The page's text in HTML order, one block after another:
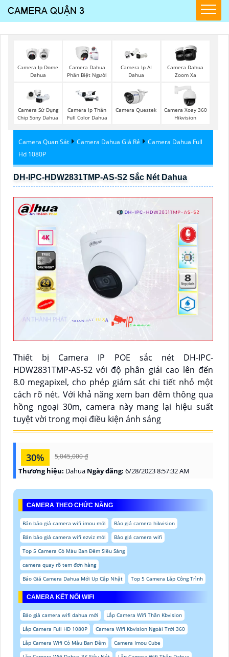
Camera Ip Dome
Dahua
Camera Dahua
Phân Biệt Người
Camera Ip AI
Dahua
Camera Dahua
Zoom Xa
Camera Sử Dụng
Chip Sony Dahua
Camera Ip Thân
Full Color Dahua
Camera Questek
Camera Xoay 360
Hikvision
Camera Quan Sát Camera Dahua Giá Rẻ
Camera Dahua Full
Hd 1080P
DH-IPC-HDW2831TMP-AS-S2 Sắc Nét Dahua
Thiết bị Camera IP POE sắc nét DH-IPC-
HDW2831TMP-AS-S2 với độ phân giải cao lên đến
8.0 megapixel, cho phép giám sát chi tiết nhỏ một
cách rõ nét. Với khả năng xem ban đêm thông qua
hồng ngoại 30m, camera này mang lại hiệu suất
tuyệt vời trong mọi điều kiện ánh sáng
30% 5,045,000 ₫
Thương hiệu: Dahua Ngày đăng: 6/28/2023 8:57:32 AM
CAMERA THEO CHỨC NĂNG
Bản báo giá camera wifi imou mới
Báo giá camera hikvision
Bản báo giá camera wifi ezviz mới
Báo giá camera wifi
Top 5 Camera Có Màu Ban Đêm Siêu Sáng
camera quay rõ tem đơn hàng
Báo Giá Camera Dahua Mới Up Cập Nhật
Top 5 Camera Lắp Công Trình
CAMERA KẾT NỐI WIFI
Báo giá camera wifi dahua mới
Lắp Camera Wifi Thân Kbvision
Lắp Camera Full HD 1080P
Camera Wifi Kbvision Ngoài Trời 360
Lắp Camera Wifi Có Màu Ban Đêm
Camera Imou Cube